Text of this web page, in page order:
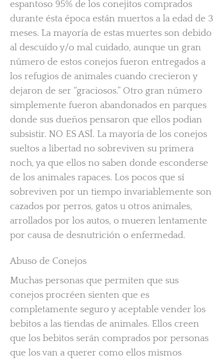
espantoso 95% de los conejitos comprados
durante ésta época están muertos a la edad de 3
meses. La mayoría de estas muertes son debido
al descuído y/o mal cuidado, aunque un gran
número de estos conejos fueron entregados a
los refugios de animales cuando crecieron y
dejaron de ser “graciosos.” Otro gran número
simplemente fueron abandonados en parques
donde sus dueños pensaron que ellos podian
subsistir. NO ES ASÍ. La mayoría de los conejos
sueltos a libertad no sobreviven su primera
noch, ya que ellos no saben donde esconderse
de los animales rapaces. Los pocos que sí
sobreviven por un tiempo invariablemente son
cazados por perros, gatos u otros animales,
arrollados por los autos, o mueren lentamente
por causa de desnutrición o enfermedad.
Abuso de Conejos
Muchas personas que permiten que sus
conejos procréen sienten que es
completamente seguro y aceptable vender los
bebitos a las tiendas de animales. Ellos creen
que los bebitos serán comprados por personas
que los van a querer como ellos mismos